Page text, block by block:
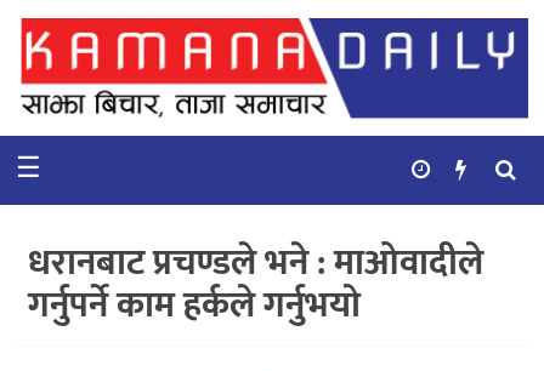
गृहपृष्ठ
समाचार
कुराकानी
☰
धरानबाट प्रचण्डले भने : माओवादीले
गर्नुपर्ने काम हर्कले गर्नुभयो